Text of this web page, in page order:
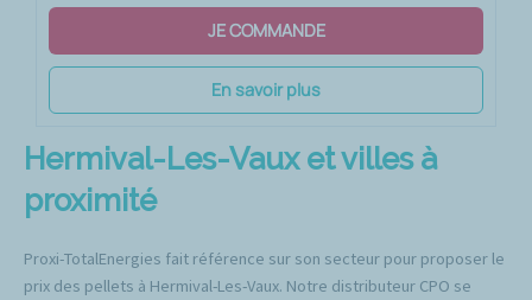
JE COMMANDE
En savoir plus
Hermival-Les-Vaux et villes à
proximité
Proxi-TotalEnergies fait référence sur son secteur pour proposer le
prix des pellets à Hermival-Les-Vaux. Notre distributeur CPO se